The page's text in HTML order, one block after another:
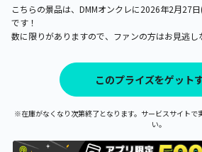
こちらの景品は、DMMオンクレに2026年2月27
です！
数に限りがありますので、ファンの方はお見逃し
このプライズをゲット
※在庫がなくなり次第終了となります。サービスサイトで
い。